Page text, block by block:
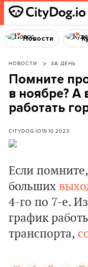
Новости
НОВОСТИ ЗА ДЕНЬ
Помните
в ноябре? А
работать
CITYDOG.IO19.10.2023
Если
больших
4-го по 7-е.
график
транспорта,